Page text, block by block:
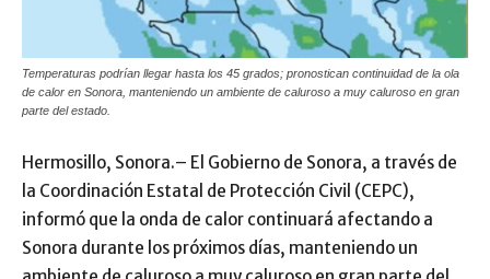
Temperaturas podrían llegar hasta los 45 grados; pronostican continuidad de la ola
de calor en Sonora, manteniendo un ambiente de caluroso a muy caluroso en gran
parte del estado.
Hermosillo, Sonora.– El Gobierno de Sonora, a través de
la Coordinación Estatal de Protección Civil (CEPC),
informó que la onda de calor continuará afectando a
Sonora durante los próximos días, manteniendo un